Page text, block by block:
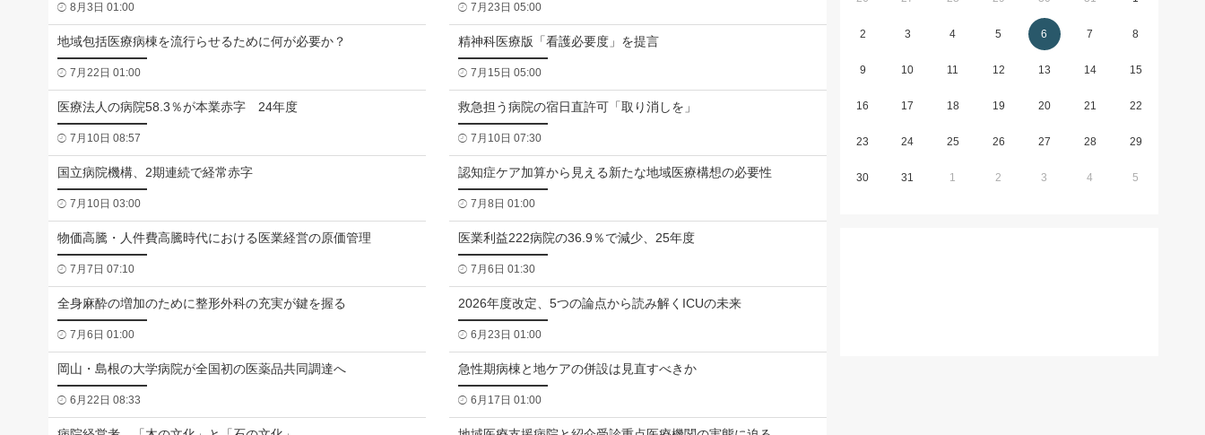
8月3日 01:00 7月23日 05:00
地域包括医療病棟を流行らせるために何が必要か？
7月22日 01:00
精神科医療版「看護必要度」を提言
7月15日 05:00
医療法人の病院58.3％が本業赤字 24年度
7月10日 08:57
救急担う病院の宿日直許可「取り消しを」
7月10日 07:30
国立病院機構、2期連続で経常赤字
7月10日 03:00
認知症ケア加算から見える新たな地域医療構想の必要性
7月8日 01:00
物価高騰・人件費高騰時代における医業経営の原価管理
7月7日 07:10
医業利益222病院の36.9％で減少、25年度
7月6日 01:30
全身麻酔の増加のために整形外科の充実が鍵を握る
7月6日 01:00
2026年度改定、5つの論点から読み解くICUの未来
6月23日 01:00
岡山・島根の大学病院が全国初の医薬品共同調達へ
6月22日 08:33
急性期病棟と地ケアの併設は見直すべきか
6月17日 01:00
2 3 4 5 6 7 8
9 10 11 12 13 14 15
16 17 18 19 20 21 22
23 24 25 26 27 28 29
30 31 1 2 3 4 5